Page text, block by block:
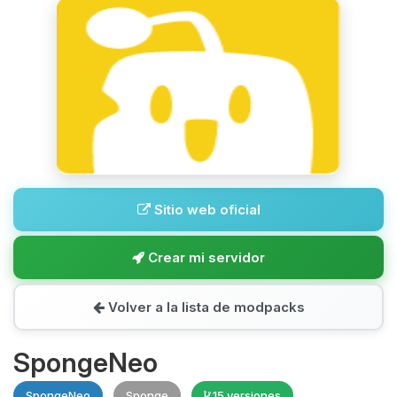
Sitio web oficial
Crear mi servidor
Volver a la lista de modpacks
SpongeNeo